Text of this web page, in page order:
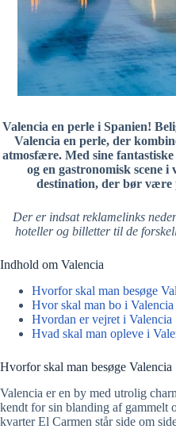
Valencia en perle i Spanien!
Valencia en perle, der
atmosfære. Med sine
og en gastronomisk scene i
destination, der bør være
Der er indsat reklamelinks
hoteller og billetter til de
Indhold om Valencia
Hvorfor skal man besøge
Hvor skal man bo i Valencia
Hvordan er vejret i Valencia
Hvad skal man opleve i
Hvorfor skal man besøge Valencia
Valencia er en by med utrolig
kendt for sin blanding af gammelt
kvarter El Carmen står side om